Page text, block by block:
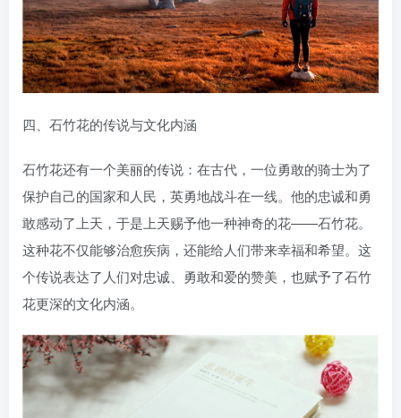
四、石竹花的传说与文化内涵
石竹花还有一个美丽的传说：在古代，一位勇敢的骑士为了
保护自己的国家和人民，英勇地战斗在一线。他的忠诚和勇
敢感动了上天，于是上天赐予他一种神奇的花——石竹花。
这种花不仅能够治愈疾病，还能给人们带来幸福和希望。这
个传说表达了人们对忠诚、勇敢和爱的赞美，也赋予了石竹
花更深的文化内涵。